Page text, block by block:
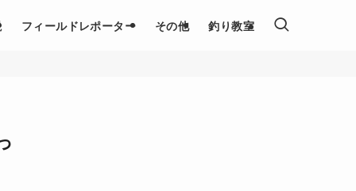
フィールドレポーター その他 釣り教室